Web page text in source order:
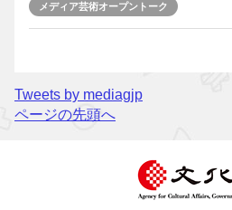
メディア芸術オープントーク
Tweets by mediagjp
ページの先頭へ